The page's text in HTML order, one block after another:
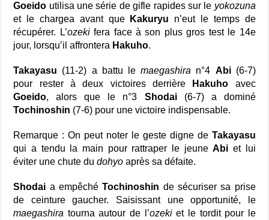
Goeido utilisa une série de gifle rapides sur le yokozuna
et le chargea avant que
Kakuryu n’eut le temps de
récupérer.
L’ozekifera face à son plus gros test le 14e
jour, lorsqu’il affrontera Hakuho.
Takayasu (11-2) a battu lemaegashira n°4 Abi (6-7)
pour rester à deux victoires derrière
Hakuho avec
Goeido, alors que le n°3 Shodai (6-7) a dominé
Tochinoshin (7-6) pour une victoire indispensable.
Remarque : On peut noter le geste digne de Takayasu
qui a tendu la main pour rattraper le jeuneAbiet lui
éviter une chute dudohyo après sa défaite.
Shodai a empêchéTochinoshin de sécuriser sa prise
de ceinture gaucher. Saisissant une opportunité, le
maegashira tourna autour de l’ozekiet le tordit pour le